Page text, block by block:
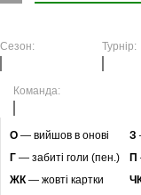
Сезон: Турнір:
Команда:
O — вийшов в онові З
Г — забиті голи (пен.) П
ЖК— жовті картки